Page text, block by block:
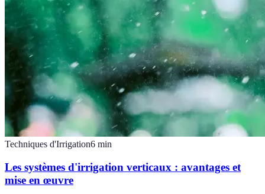
Techniques d'Irrigation6 min
Les systèmes d'irrigation verticaux : avantages et
mise en œuvre